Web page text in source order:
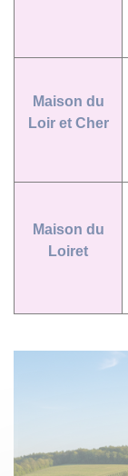
Maison du
Loir et Cher
Maison du
Loiret